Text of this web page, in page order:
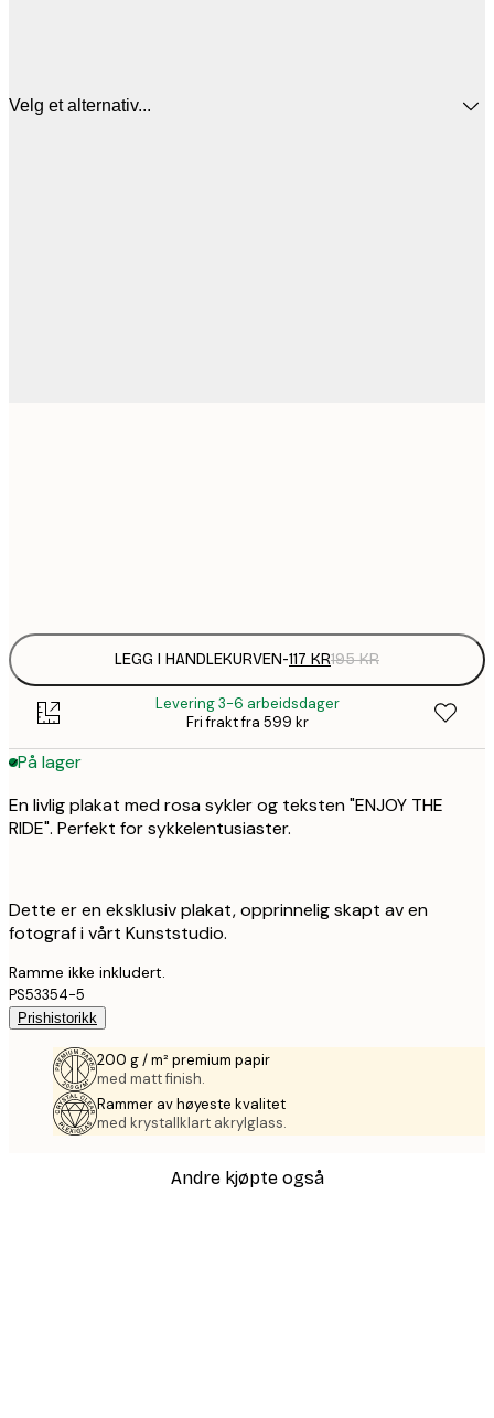
Velg et alternativ...
LEGG I HANDLEKURVEN-117 KR195 KR
Levering 3-6 arbeidsdager
Fri frakt fra 599 kr
På lager
En livlig plakat med rosa sykler og teksten "ENJOY THE
RIDE". Perfekt for sykkelentusiaster.
Dette er en eksklusiv plakat, opprinnelig skapt av en
fotograf i vårt Kunststudio.
Ramme ikke inkludert.
PS53354-5
Prishistorikk
200 g / m² premium papir
med matt finish.
Rammer av høyeste kvalitet
med krystallklart akrylglass.
Andre kjøpte også